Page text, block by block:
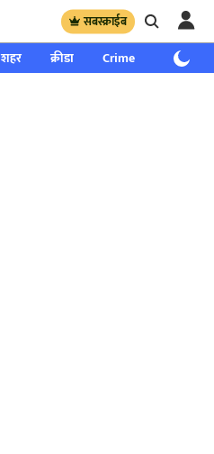
सबस्क्राईब
शहर क्रीडा Crime साप्ताहिक